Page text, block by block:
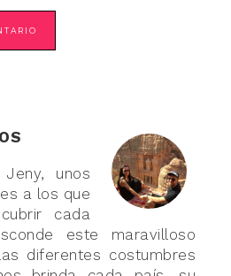
unos
a los que
cada
este maravilloso
diferentes costumbres